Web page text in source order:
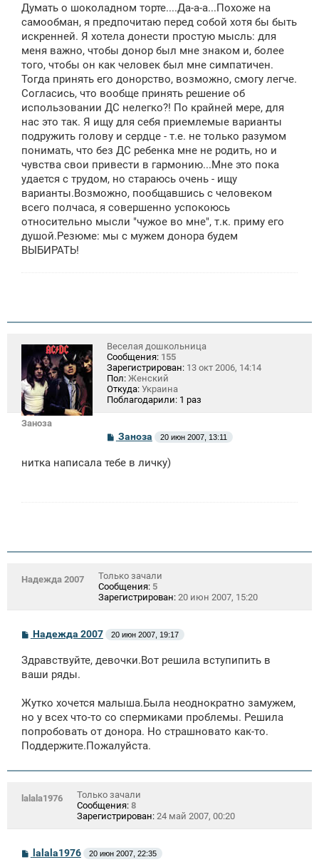
б
щ
н
и
Думать о шоколадном торте....Да-а-а...Похоже на
самообман, я предпочитаю перед собой хотя бы быть
искренней. Я хотела донести простую мысль: для
меня важно, чтобы донор был мне знаком и, более
того, чтобы он как человек был мне симпатичен.
Тогда принять его донорство, возможно, смогу легче.
Согласись, что вообще принять решение об
использовании ДС нелегко?! По крайней мере, для
нас это так. Я ищу для себя приемлемые варианты
подружить голову и сердце - т.е. не только разумом
понимать, что без ДС ребенка мне не родить, но и
чувства свои привести в гармонию...Мне это пока
удается с трудом, но стараюсь очень - ищу
варианты.Возможно, пообщавшись с человеком
всего полчаса, я совершенно успокоюсь
относительно мысли "чужое во мне", т.к. приму его
душой.Резюме: мы с мужем донора будем
ВЫБИРАТЬ!
Заноза
Веселая дошкольница
Сообщения: 155
Зарегистрирован: 13 окт 2006, 14:14
Пол: Женский
Откуда: Украина
Поблагодарили: 1 раз
С
о
б
Заноза 20 июн 2007, 13:11
нитка написала тебе в личку)
Надежда 2007
Только зачали
Сообщения: 5
Зарегистрирован: 20 июн 2007, 15:20
С
о
б
щ
и
е
Надежда 2007 20 июн 2007, 19:17
Здравствуйте, девочки.Вот решила вступипить в
ваши ряды.
Жутко хочется малыша.Была неоднократно замужем,
но у всех что-то со спермиками проблемы. Решила
попробовать от донора. Но страшновато как-то.
Поддержите.Пожалуйста.
lalala1976
Только зачали
Сообщения: 8
Зарегистрирован: 24 май 2007, 00:20
С
о
lalala1976 20 июн 2007, 22:35